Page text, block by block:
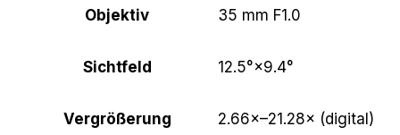
Objektiv 35 mm F1.0
Sichtfeld 12.5°×9.4°
Vergrößerung 2.66×–21.28× (digital)